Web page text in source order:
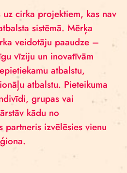
uz cirka projektiem, kas nav
sistēmā. Mērķa
veidotāju paaudze –
vīziju un inovatīvām
atbalstu,
atbalstu. Pieteikuma
grupas vai
kādu no
partneris izvēlēsies vienu